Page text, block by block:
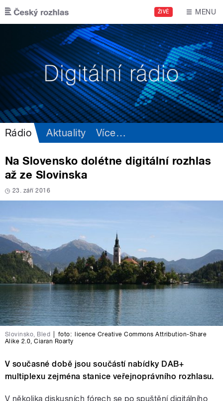
Přejít k hlavnímu obsahu
ŽIVĚ MENU
Rádio Aktuality Více…
Na Slovensko dolétne digitální rozhlas
až ze Slovinska
23. září 2016
Slovinsko, Bled foto: licence Creative Commons Attribution-Share
Alike 2.0,Ciaran Roarty
V současné době jsou součástí nabídky DAB+
multiplexu zejména stanice veřejnoprávního rozhlasu.
V několika diskusních fórech se po spuštění digitálního